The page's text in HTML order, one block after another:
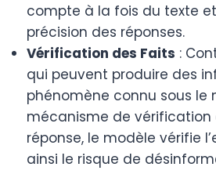
compte à la fois du texte
précision des réponses.
Vérification des Faits :
qui peuvent produire des
phénomène connu sous le
mécanisme de vérification
réponse, le modèle vérifie
ainsi le risque de